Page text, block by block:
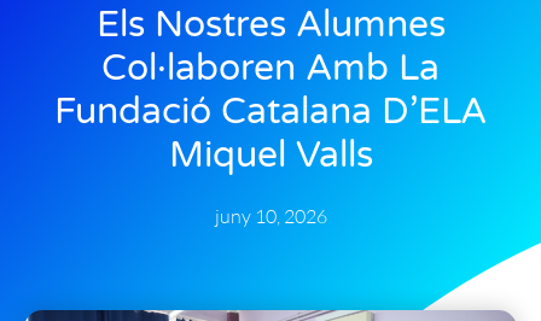
Els Nostres Alumnes
Col·laboren Amb La
Fundació Catalana D’ELA
Miquel Valls
juny 10, 2026